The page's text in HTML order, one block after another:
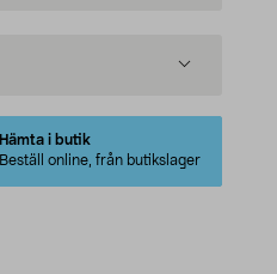
Hämta i butik
Beställ online, från butikslager